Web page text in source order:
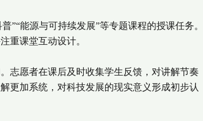
能源与可持续发展”等专题课程的授课任务。
重课堂互动设计。
愿者在课后及时收集学生反馈，对讲解节奏
更加系统，对科技发展的现实意义形成初步认